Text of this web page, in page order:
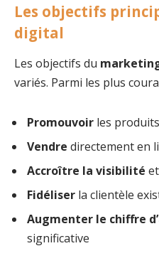
Les objectifs
digital
Les objectifs du
variés. Parmi les plus
Promouvoir les
Vendre directement en
Accroître la visibilité
Fidéliser la clientèle
Augmenter le chiffre
significative